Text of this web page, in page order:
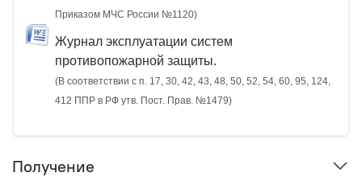
Приказом МЧС России №1120)
Журнал эксплуатации систем
противопожарной защиты.
(В соответствии с п. 17, 30, 42, 43, 48, 50, 52, 54, 60, 95, 124,
412 ППР в РФ утв. Пост. Прав. №1479)
Получение